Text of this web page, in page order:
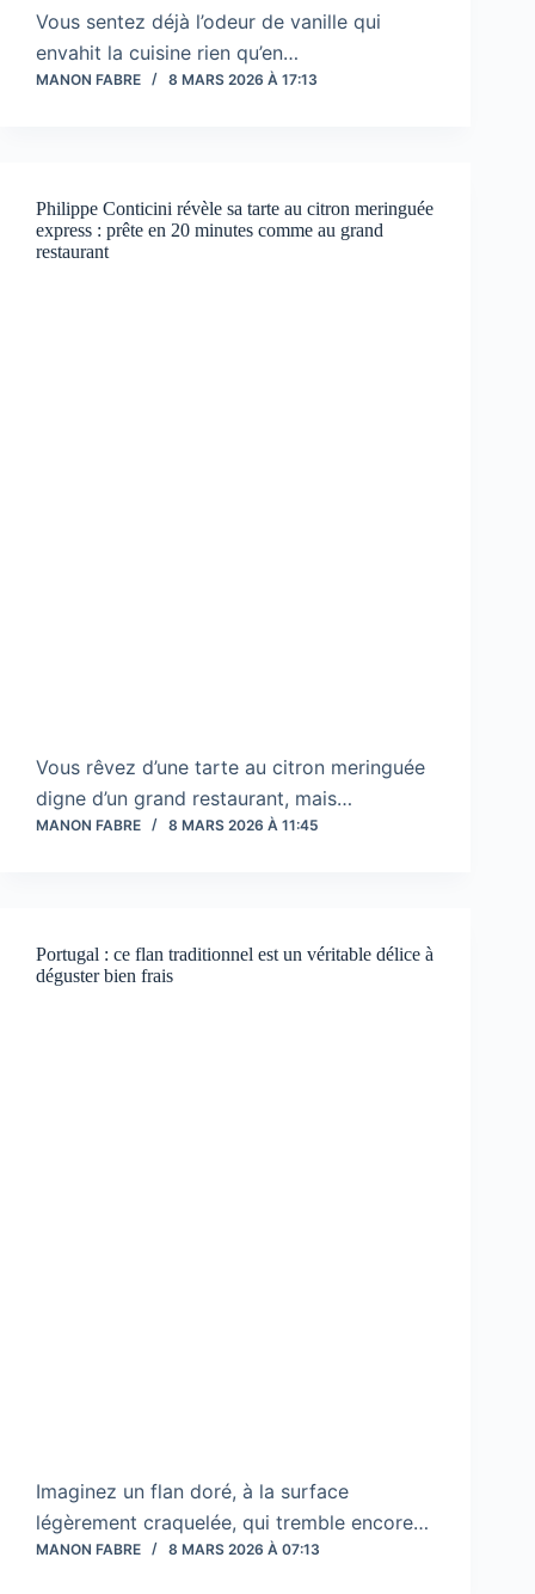
Vous sentez déjà l’odeur de vanille qui
envahit la cuisine rien qu’en…
MANON FABRE 8 MARS 2026 À 17:13
Philippe Conticini révèle sa tarte au citron meringuée
express : prête en 20 minutes comme au grand
restaurant
Vous rêvez d’une tarte au citron meringuée
digne d’un grand restaurant, mais…
MANON FABRE 8 MARS 2026 À 11:45
Portugal : ce flan traditionnel est un véritable délice à
déguster bien frais
Imaginez un flan doré, à la surface
légèrement craquelée, qui tremble encore…
MANON FABRE 8 MARS 2026 À 07:13